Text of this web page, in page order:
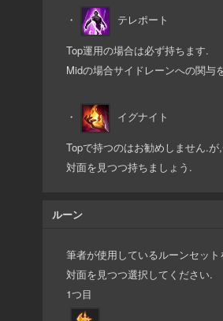
・ テレポート
Top運用の場合は必ず持ちます.
Midの場合サイドレーンへの関与
・ イグナイト
Topで持つのはお勧めしません.
対面を見つつ持ちましょう.
ルーン
筆者が使用しているルーンセッ
対面を見つつ選択してください.
1つ目